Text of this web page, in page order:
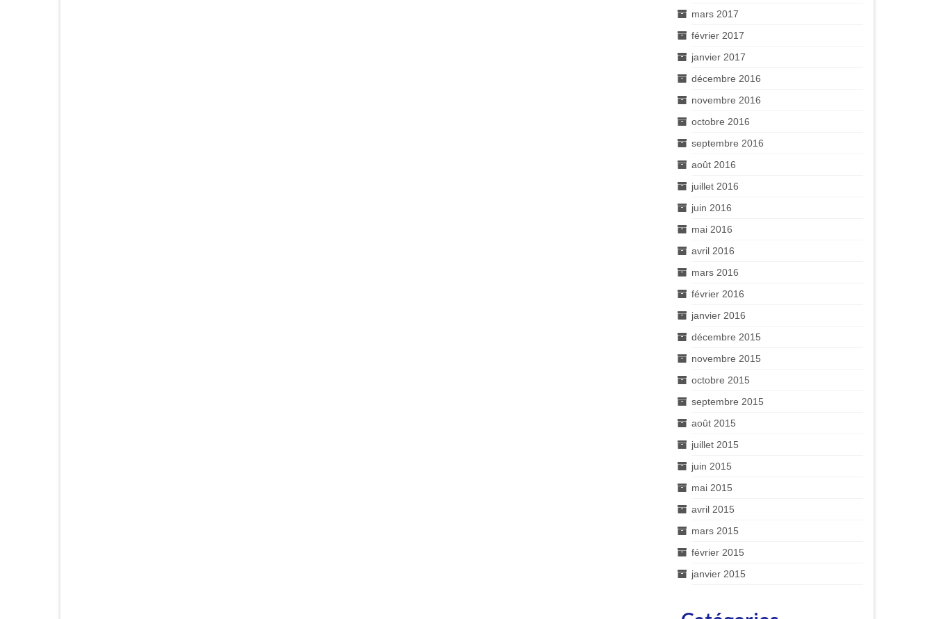
mars 2017
février 2017
janvier 2017
décembre 2016
novembre 2016
octobre 2016
septembre 2016
août 2016
juillet 2016
juin 2016
mai 2016
avril 2016
mars 2016
février 2016
janvier 2016
décembre 2015
novembre 2015
octobre 2015
septembre 2015
août 2015
juillet 2015
juin 2015
mai 2015
avril 2015
mars 2015
février 2015
janvier 2015